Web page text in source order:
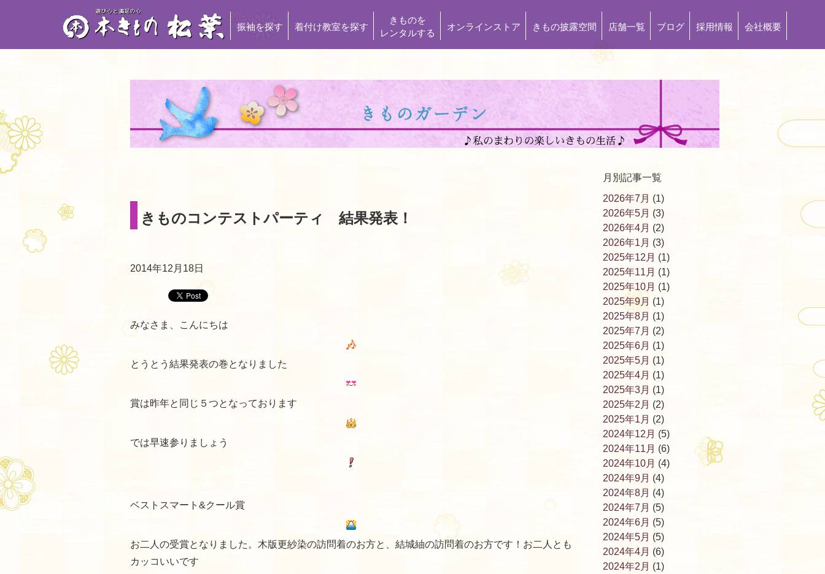
振袖を探す 着付け教室を探す
きものを
レンタルする
オンラインストア きもの披露空間 店舗一覧 ブログ 採用情報 会社概要
きものコンテストパーティ 結果発表！
2014年12月18日
みなさま、こんにちは
とうとう結果発表の巻となりました
賞は昨年と同じ５つとなっております
では早速参りましょう
ベストスマート&クール賞
お二人の受賞となりました。木版更紗染の訪問着のお方と、結城紬の訪問着のお方です！お二人とも
カッコいいです
月別記事一覧
2026年7月 (1)
2026年5月 (3)
2026年4月 (2)
2026年1月 (3)
2025年12月 (1)
2025年11月 (1)
2025年10月 (1)
2025年9月 (1)
2025年8月 (1)
2025年7月 (2)
2025年6月 (1)
2025年5月 (1)
2025年4月 (1)
2025年3月 (1)
2025年2月 (2)
2025年1月 (2)
2024年12月 (5)
2024年11月 (6)
2024年10月 (4)
2024年9月 (4)
2024年8月 (4)
2024年7月 (5)
2024年6月 (5)
2024年5月 (5)
2024年4月 (6)
2024年2月 (1)